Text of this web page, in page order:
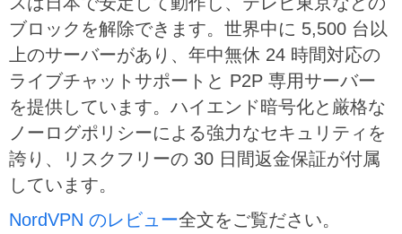
ブロックを解除できます。世界中に 5,500 台以
上のサーバーがあり、年中無休 24 時間対応の
ライブチャットサポートと P2P 専用サーバー
を提供しています。ハイエンド暗号化と厳格な
ノーログポリシーによる強力なセキュリティを
誇り、リスクフリーの 30 日間返金保証が付属
しています。
NordVPN のレビュー全文をご覧ださい。